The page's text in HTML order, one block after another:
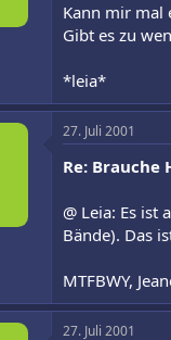
Kann mir mal
Gibt es zu
*leia*
27. Juli 2001
Re: Brauche
@ Leia: Es
Bände). Das
MTFBWY,
27. Juli 2001